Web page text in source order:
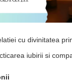
cu divinitatea
iubirii si